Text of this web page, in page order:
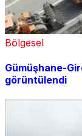
Bölgesel
Gümüşhane-
görüntülendi